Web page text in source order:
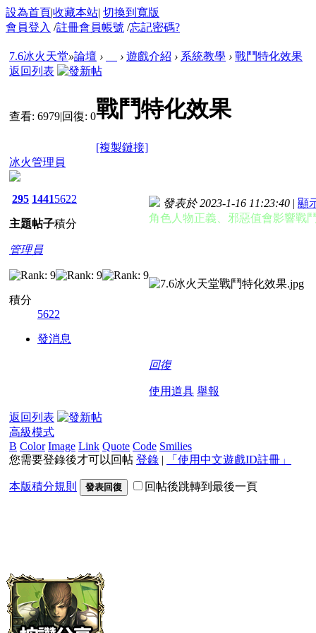
設為首頁|收藏本站| 切換到寬版
會員登入 /註冊會員帳號 /忘記密碼?
7.6冰火天堂»論壇 › › 遊戲介紹 › 系統教學 › 戰鬥特化效果
返回列表
查看: 6979|回復: 0戰鬥特化效果
[複製鏈接]
冰火管理員
295
主題
1441
帖子
5622
積分
管理員
積分
5622
發消息
發表於 2023-1-16 11:23:40 | 顯
角色人物正義、邪惡值會影響戰
回復
使用道具 舉報
返回列表
高級模式
B Color Image Link Quote Code Smilies
您需要登錄後才可以回帖 登錄 | 「使用中文遊戲ID註冊」
本版積分規則 發表回復 回帖後跳轉到最後一頁